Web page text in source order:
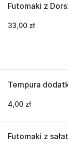
Futomaki z
33,00 zł
Tempura
4,00 zł
Futomaki z